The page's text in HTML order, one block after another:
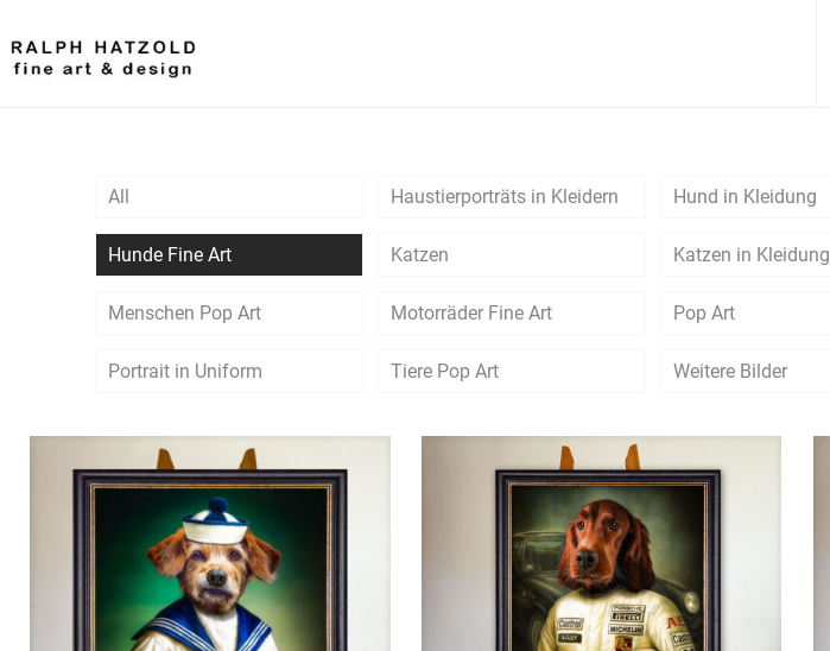
All Haustierporträts in Kleidern Hund in Kleidung
Hunde Fine Art Katzen Katzen in Kleidung
Menschen Pop Art Motorräder Fine Art Pop Art
Portrait in Uniform Tiere Pop Art Weitere Bilder